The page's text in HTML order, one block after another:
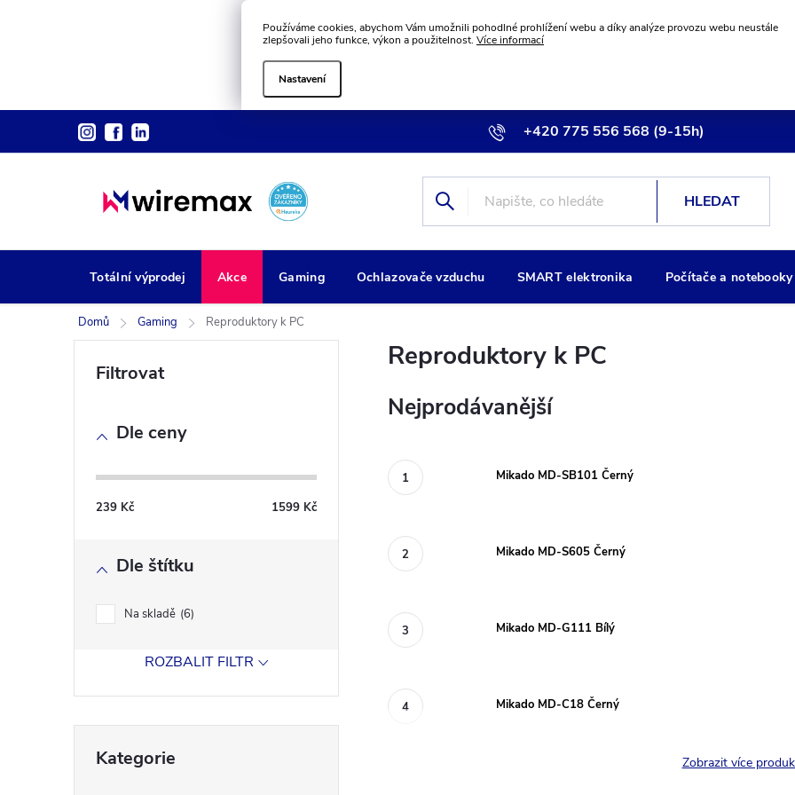
Používáme cookies, abychom Vám umožnili pohodlné prohlížení webu a díky analýze provozu webu neustále
zlepšovali jeho funkce, výkon a použitelnost. Více informací
Nastavení
+420 775 556 568 (9-15h)
info@wiremax.eu
HLEDAT
Totální výprodej Akce Gaming Ochlazovače vzduchu SMART elektronika Počítače a notebooky
Domů Gaming Reproduktory k PC
í
Dle ceny
239 Kč 1599 Kč
Dle štítku
Na skladě 6
ROZBALIT FILTR
kategorie
Kategorie
Reproduktory k PC
Nejprodávanější
Mikado MD-SB101 Černý
Mikado MD-S605 Černý
Mikado MD-G111 Bílý
Mikado MD-C18 Černý
Zobrazit více